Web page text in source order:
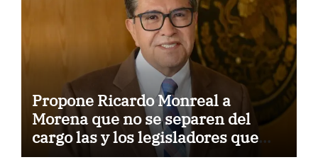
Propone Ricardo Monreal a
Morena que no se separen del
cargo las y los legisladores que
quieren reelegirse